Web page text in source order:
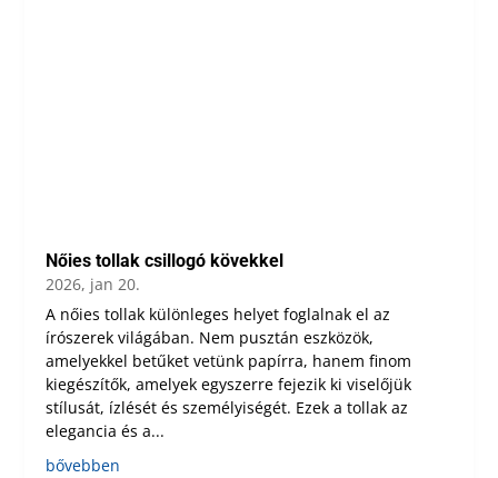
Nőies tollak csillogó kövekkel
2026, jan 20.
A nőies tollak különleges helyet foglalnak el az
írószerek világában. Nem pusztán eszközök,
amelyekkel betűket vetünk papírra, hanem finom
kiegészítők, amelyek egyszerre fejezik ki viselőjük
stílusát, ízlését és személyiségét. Ezek a tollak az
elegancia és a...
bővebben